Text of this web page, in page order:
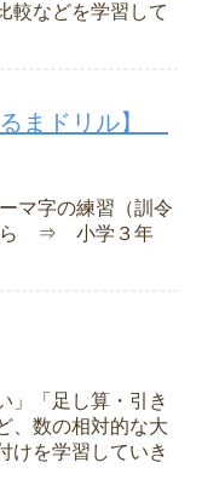
較などを学習して
まドリル】
マ字の練習（訓令
から ⇒ 小学３年
」「足し算・引き
、数の相対的な大
けを学習していき